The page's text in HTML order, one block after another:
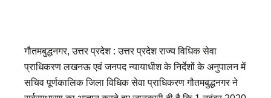
गौतमबुद्धनगर, उत्तर प्रदेश : उत्तर प्रदेश राज्य विधिक सेवा
प्राधिकरण लखनऊ एवं जनपद न्यायाधीश के निर्देशों के अनुपालन में
सचिव पूर्णकालिक जिला विधिक सेवा प्राधिकरण गौतमबुद्धनगर ने